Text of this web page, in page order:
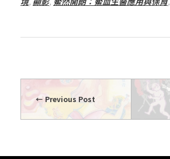
Previous Post